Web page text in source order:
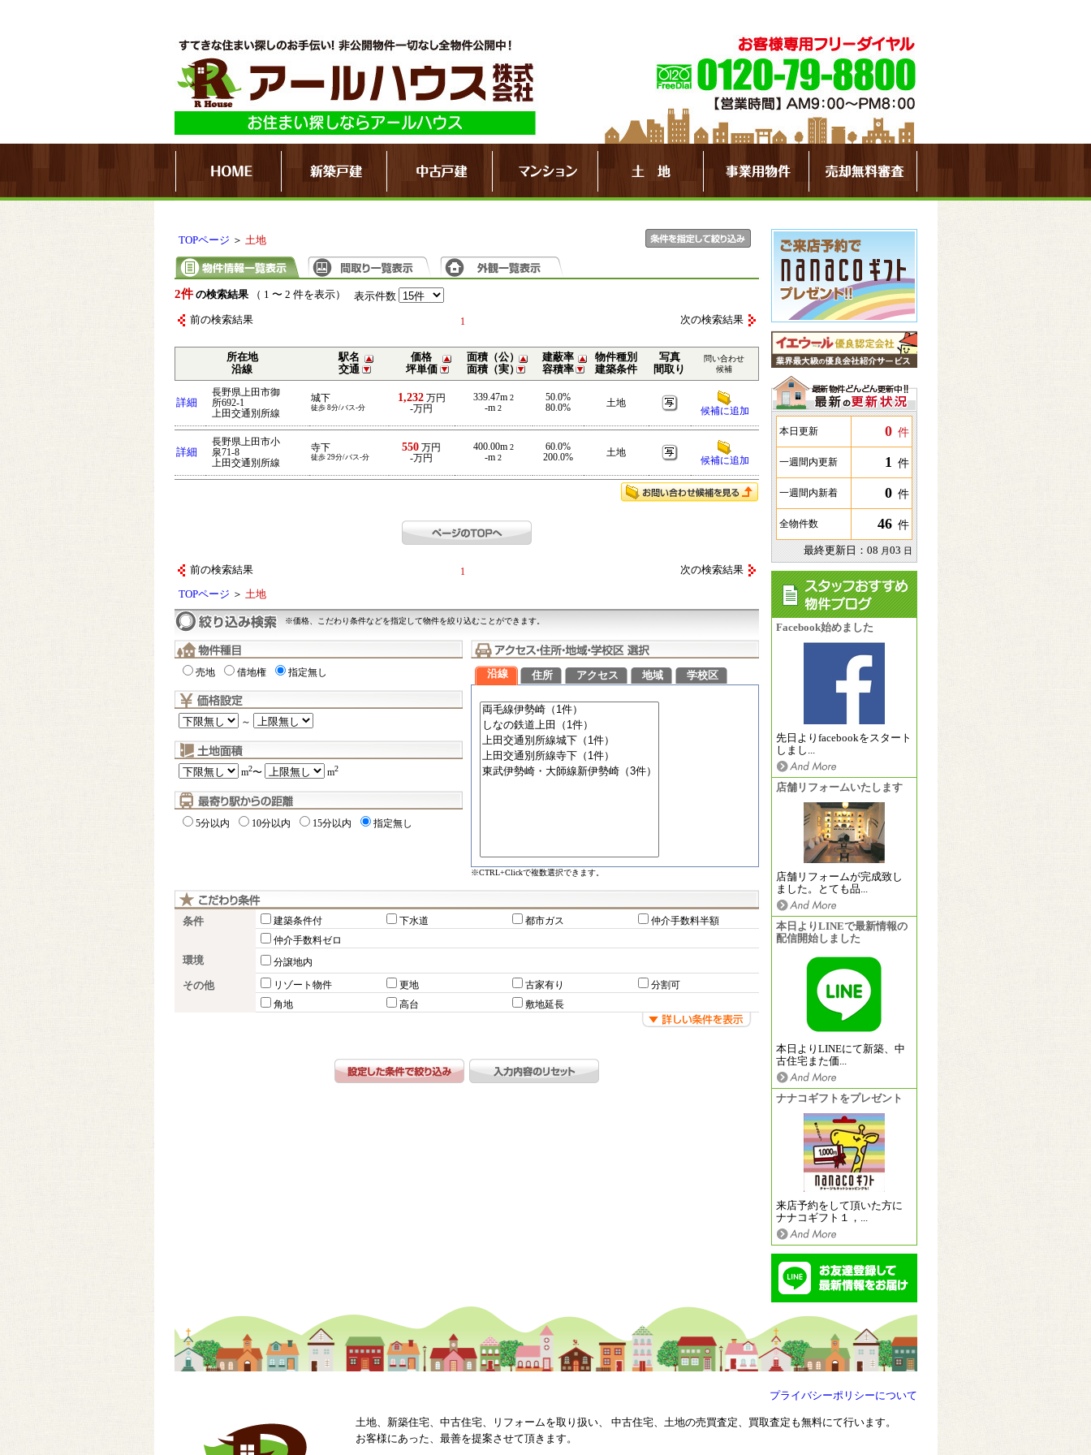
本日更新 0 件
一週間内更新 1 件
一週間内新着 0 件
全物件数 46 件
最終更新日：08 月03 日
Facebook始めました
先日よりfacebookをスタート
しまし...
店舗リフォームいたします
店舗リフォームが完成致し
ました。とても品...
本日よりLINEで最新情報の
配信開始しました
本日よりLINEにて新築、中
古住宅また価...
ナナコギフトをプレゼント
来店予約をして頂いた方に
ナナコギフト１，...
TOPページ ＞ 土地
2件 の検索結果（ 1 〜 2 件を表示） 表示件数
前の検索結果 1 次の検索結果
所在地
沿線
駅名
交通
価格
坪単価
面積（公）
面積（実）
建蔽率
容積率
物件種別
建築条件
写真
間取り
問い合わせ
候補
詳細
長野県上田市御
所692-1
上田交通別所線
城下
徒歩 8分/バス-分
1,232万円
-万円
339.47m 2
-m 2
50.0%
80.0%
土地
候補に追加
詳細
長野県上田市小
泉71-8
上田交通別所線
寺下
徒歩 29分/バス-分
550 万円
-万円
400.00m 2
-m 2
60.0%
200.0%
土地
候補に追加
前の検索結果 1 次の検索結果
TOPページ ＞ 土地
※価格、こだわり条件などを指定して物件を絞り込むことができます。
売地 借地権 指定無し
～
m2〜 m2
5分以内 10分以内 15分以内 指定無し
沿線 住所 アクセス 地域 学校区
※CTRL+Clickで複数選択できます。
条件 建築条件付 下水道 都市ガス
仲介手数料半額
仲介手数料ゼロ
環境 分譲地内
その他 リゾート物件 更地 古家有り
分割可
角地
高台 敷地延長
プライバシーポリシーについて
土地、新築住宅、中古住宅、リフォームを取り扱い、 中古住宅、土地の売買査定、買取査定も無料にて行います。
お客様にあった、最善を提案させて頂きます。